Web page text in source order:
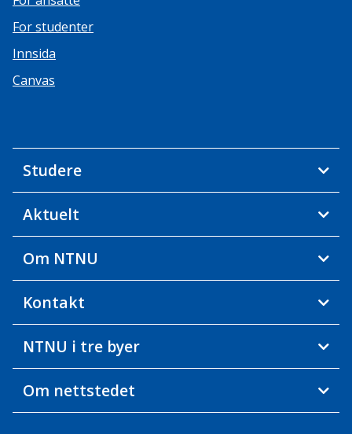
For studenter
Innsida
Canvas
Studere
Aktuelt
Om NTNU
Kontakt
NTNU i tre byer
Om nettstedet